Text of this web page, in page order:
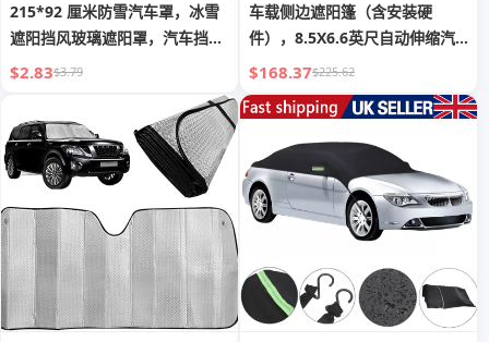
215*92 厘米防雪汽车罩，冰雪
遮阳挡风玻璃遮阳罩，汽车挡风
玻璃雪罩
$2.83$3.79
车载侧边遮阳篷（含安装硬
件），8.5X6.6英尺自动伸缩汽
车遮阳篷带LED灯带，黑色铝合
金，UV50+帐篷遮阳，适用于
4X4汽车/SUV/卡车的防水车顶
遮阳篷
$168.37$225.62